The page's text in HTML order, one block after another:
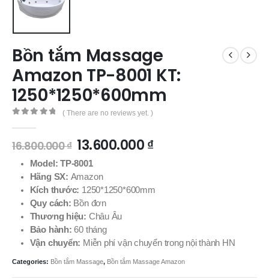
Bồn tắm Massage
Amazon TP-8001 KT:
1250*1250*600mm
( There are no reviews yet. )
16.800.000₫ 13.600.000₫
Model: TP-8001
Hãng SX: Amazon
Kích thước: 1250*1250*600mm
Quy cách: Bồn đơn
Thương hiệu: Châu Âu
Bảo hành:60 tháng
Vận chuyển: Miễn phí vận chuyển trong nội thành HN
Categories: Bồn tắm Massage, Bồn tắm Massage Amazon